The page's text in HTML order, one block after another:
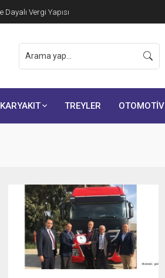
Dayalı Vergi Yapısı
TREYLER OTOMOTİV